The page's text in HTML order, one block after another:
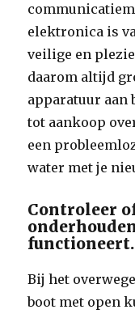
elektronica is
veilige en
daarom altijd
apparatuur aan
tot aankoop
een
water met je
Controleer
functioneert.
Bij het
boot met open